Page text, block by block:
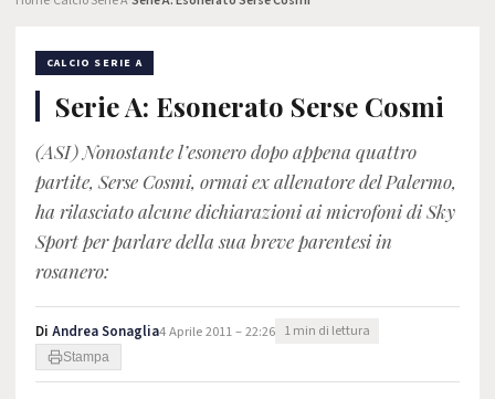
CALCIO SERIE A
Serie A: Esonerato Serse Cosmi
(ASI) Nonostante l’esonero dopo appena quattro
partite, Serse Cosmi, ormai ex allenatore del Palermo,
ha rilasciato alcune dichiarazioni ai microfoni di Sky
Sport per parlare della sua breve parentesi in
rosanero:
Di Andrea Sonaglia4 Aprile 2011 – 22:26 1 min di lettura
Stampa